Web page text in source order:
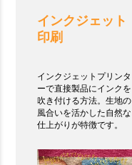
インクジェット
印刷
インクジェットプリンタ
ーで直接製品にインクを
吹き付ける方法。生地の
風合いを活かした自然な
仕上がりが特徴です。